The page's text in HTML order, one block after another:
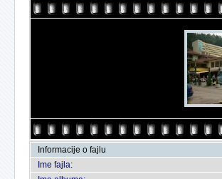
Informacije o fajlu
Ime fajla: